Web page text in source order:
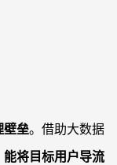
壁垒。借助大数据
能将目标用户导流